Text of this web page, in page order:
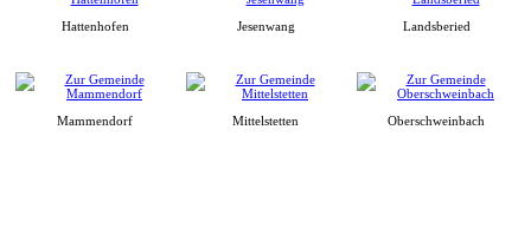
Hattenhofen Jesenwang Landsberied
Mammendorf Mittelstetten Oberschweinbach